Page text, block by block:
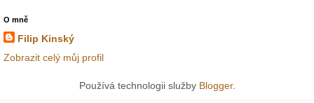
O mně
Filip Kinský
Zobrazit celý můj profil
Používá technologii služby Blogger.